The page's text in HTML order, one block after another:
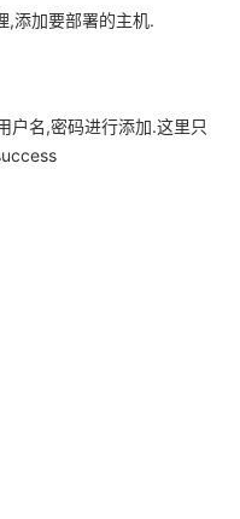
,添加要部署的主机.
户名,密码进行添加.这里只